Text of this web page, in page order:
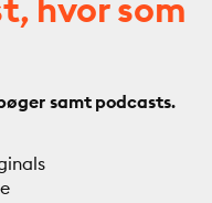
hvor som
samt podcasts.